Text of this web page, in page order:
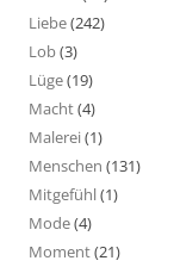
Liebe(242)
Lob(3)
Lüge(19)
Macht(4)
Malerei(1)
Menschen (131)
Mitgefühl(1)
Mode(4)
Moment(21)